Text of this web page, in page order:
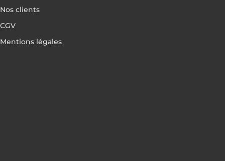
Nos clients
CGV
Mentions légales